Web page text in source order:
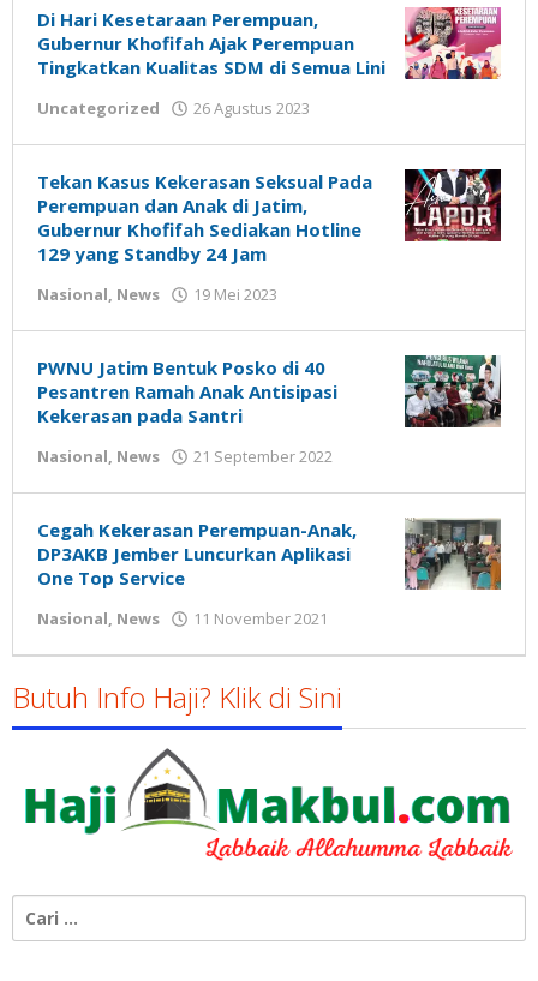
Di Hari Kesetaraan Perempuan,
Gubernur Khofifah Ajak Perempuan
Tingkatkan Kualitas SDM di Semua Lini
Uncategorized 26 Agustus 2023
Susanto
Tekan Kasus Kekerasan Seksual Pada
Perempuan dan Anak di Jatim,
Gubernur Khofifah Sediakan Hotline
129 yang Standby 24 Jam
Nasional, News 19 Mei 2023
Susanto
PWNU Jatim Bentuk Posko di 40
Pesantren Ramah Anak Antisipasi
Kekerasan pada Santri
Nasional, News 21 September 2022
Susanto
Cegah Kekerasan Perempuan-Anak,
DP3AKB Jember Luncurkan Aplikasi
One Top Service
Nasional, News 11 November 2021
Susanto
Butuh Info Haji? Klik di Sini
untuk: